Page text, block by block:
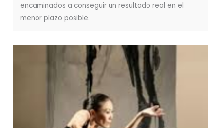
encaminados a conseguir un resultado real en el
menor plazo posible.